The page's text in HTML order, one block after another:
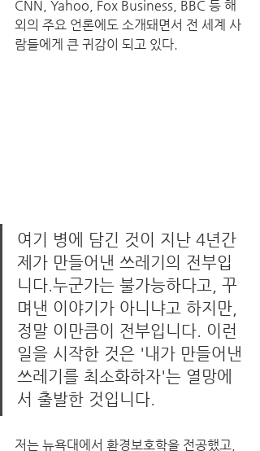
CNN, Yahoo, Fox Business, BBC 등 해
외의 주요 언론에도 소개돼면서 전 세계 사
람들에게 큰 귀감이 되고 있다.
여기 병에 담긴 것이 지난 4년간
제가 만들어낸 쓰레기의 전부입
니다.누군가는 불가능하다고, 꾸
며낸 이야기가 아니냐고 하지만,
정말 이만큼이 전부입니다. 이런
일을 시작한 것은 '내가 만들어낸
쓰레기를 최소화하자'는 열망에
서 출발한 것입니다.
저는 뉴욕대에서 환경보호학을 전공했고,